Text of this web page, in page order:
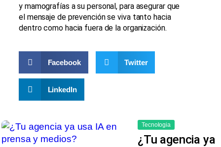
y mamografías a su personal, para asegurar que
el mensaje de prevención se viva tanto hacia
dentro como hacia fuera de la organización.
Facebook Twitter
LinkedIn
Tecnologia
¿Tu agencia ya